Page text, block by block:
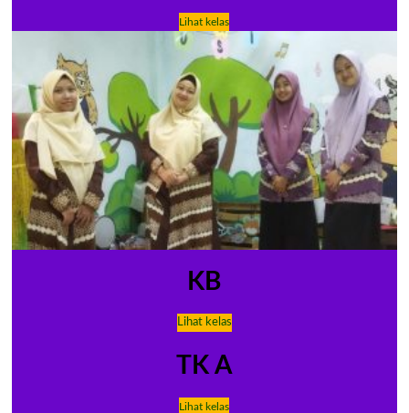
Lihat kelas
KB
Lihat kelas
TK A
Lihat kelas